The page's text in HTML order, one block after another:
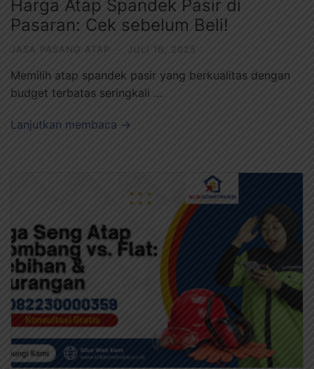
Harga Atap Spandek Pasir di
Pasaran: Cek sebelum Beli!
JASA PASANG ATAP JULI 16, 2025
Memilih atap spandek pasir yang berkualitas dengan
budget terbatas seringkali …
Lanjutkan membaca →